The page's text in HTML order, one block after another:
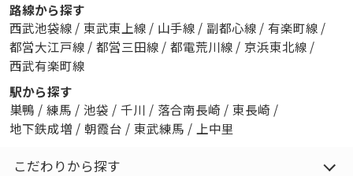
路線から探す
西武池袋線 / 東武東上線 / 山手線 / 副都心線 / 有楽町線 /
都営大江戸線 / 都営三田線 / 都電荒川線 / 京浜東北線 /
西武有楽町線
駅から探す
巣鴨 / 練馬 / 池袋 / 千川 / 落合南長崎 / 東長崎 /
地下鉄成増 / 朝霞台 / 東武練馬 / 上中里
こだわりから探す